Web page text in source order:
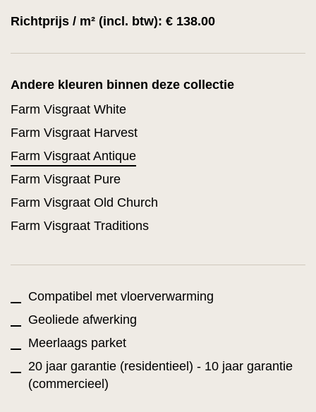
Richtprijs / m² (incl. btw): € 138.00
Andere kleuren binnen deze collectie
Farm Visgraat White
Farm Visgraat Harvest
Farm Visgraat Antique
Farm Visgraat Pure
Farm Visgraat Old Church
Farm Visgraat Traditions
Compatibel met vloerverwarming
Geoliede afwerking
Meerlaags parket
20 jaar garantie (residentieel) - 10 jaar garantie
(commercieel)